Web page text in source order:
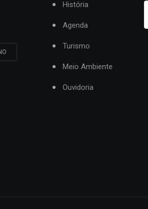
História
Agenda
Turismo
Meio Ambiente
Ouvidoria